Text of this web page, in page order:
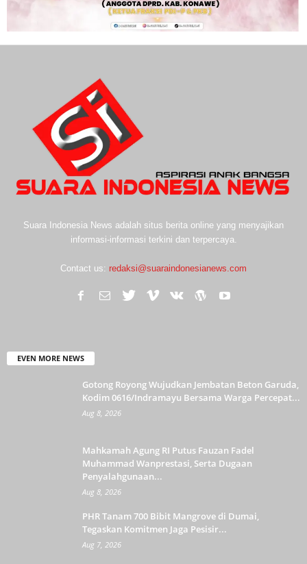
Suara Indonesia News adalah situs berita online yang menyajikan
informasi-informasi terkini dan terpercaya.
Contact us: redaksi@suaraindonesianews.com
EVEN MORE NEWS
Gotong Royong Wujudkan Jembatan Beton Garuda,
Kodim 0616/Indramayu Bersama Warga Percepat...
Aug 8, 2026
Mahkamah Agung RI Putus Fauzan Fadel
Muhammad Wanprestasi, Serta Dugaan
Penyalahgunaan...
Aug 8, 2026
PHR Tanam 700 Bibit Mangrove di Dumai,
Tegaskan Komitmen Jaga Pesisir...
Aug 7, 2026